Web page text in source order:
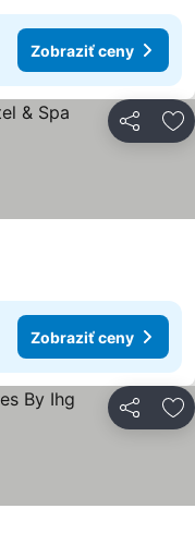
Zobraziť ceny
Zdieľať
Zobraziť ceny
Zdieľať